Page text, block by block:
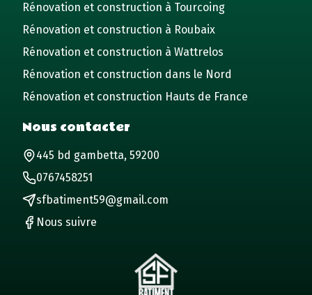
Rénovation et construction à Tourcoing
Rénovation et construction à Roubaix
Rénovation et construction à Wattrelos
Rénovation et construction dans le Nord
Rénovation et construction Hauts de France
Nous contacter
445 bd gambetta, 59200
0767458251
sfbatiment59@gmail.com
Nous suivre